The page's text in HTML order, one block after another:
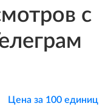
с
Цена за 100 единиц